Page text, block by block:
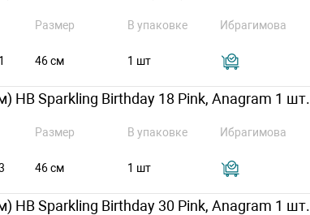
Размер В упаковке Ибрагимова
46 см 1 шт
HB Sparkling Birthday 18 Pink, Anagram 1 шт.
Размер В упаковке Ибрагимова
46 см 1 шт
HB Sparkling Birthday 30 Pink, Anagram 1 шт.